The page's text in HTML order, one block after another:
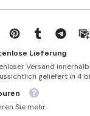
Lieferung
Versand
geliefert in 4
Sie mehr.